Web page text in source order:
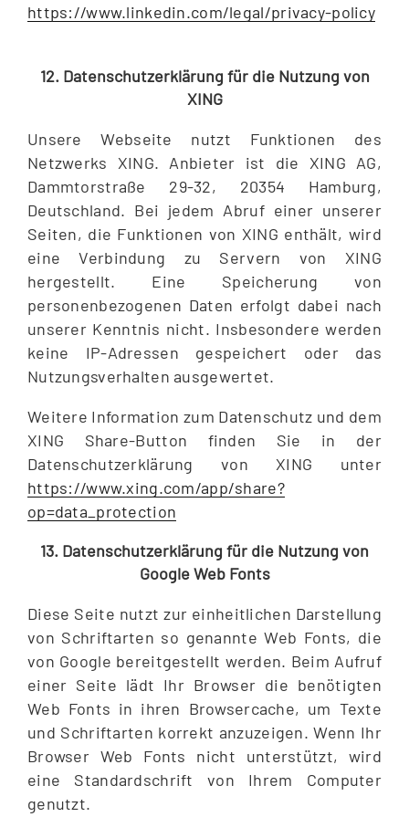
https://www.linkedin.com/legal/privacy-policy
12. Datenschutzerklärung für die Nutzung von
XING
Unsere Webseite nutzt Funktionen des
Netzwerks XING. Anbieter ist die XING AG,
Dammtorstraße 29-32, 20354 Hamburg,
Deutschland. Bei jedem Abruf einer unserer
Seiten, die Funktionen von XING enthält, wird
eine Verbindung zu Servern von XING
hergestellt. Eine Speicherung von
personenbezogenen Daten erfolgt dabei nach
unserer Kenntnis nicht. Insbesondere werden
keine IP-Adressen gespeichert oder das
Nutzungsverhalten ausgewertet.
Weitere Information zum Datenschutz und dem
XING Share-Button finden Sie in der
Datenschutzerklärung von XING unter
https://www.xing.com/app/share?
op=data_protection
13. Datenschutzerklärung für die Nutzung von
Google Web Fonts
Diese Seite nutzt zur einheitlichen Darstellung
von Schriftarten so genannte Web Fonts, die
von Google bereitgestellt werden. Beim Aufruf
einer Seite lädt Ihr Browser die benötigten
Web Fonts in ihren Browsercache, um Texte
und Schriftarten korrekt anzuzeigen. Wenn Ihr
Browser Web Fonts nicht unterstützt, wird
eine Standardschrift von Ihrem Computer
genutzt.